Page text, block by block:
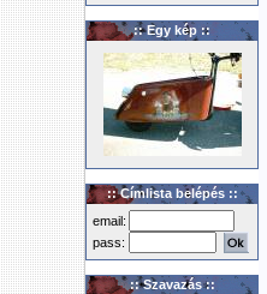
:: Egy kép ::
:: Címlista belépés ::
email:
pass:
:: Szavazás ::